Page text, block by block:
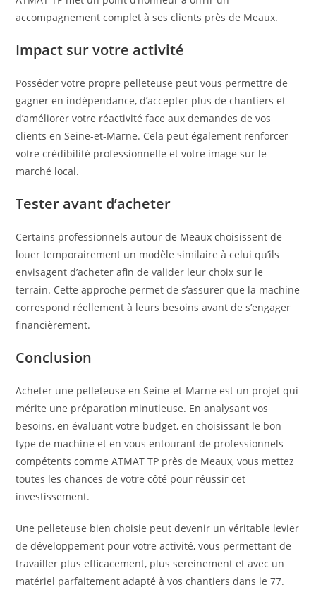
accompagnement complet à ses clients près de Meaux.
Impact sur votre activité
Posséder votre propre pelleteuse peut vous permettre de
gagner en indépendance, d’accepter plus de chantiers et
d’améliorer votre réactivité face aux demandes de vos
clients en Seine-et-Marne. Cela peut également renforcer
votre crédibilité professionnelle et votre image sur le
marché local.
Tester avant d’acheter
Certains professionnels autour de Meaux choisissent de
louer temporairement un modèle similaire à celui qu’ils
envisagent d’acheter afin de valider leur choix sur le
terrain. Cette approche permet de s’assurer que la machine
correspond réellement à leurs besoins avant de s’engager
financièrement.
Conclusion
Acheter une pelleteuse en Seine-et-Marne est un projet qui
mérite une préparation minutieuse. En analysant vos
besoins, en évaluant votre budget, en choisissant le bon
type de machine et en vous entourant de professionnels
compétents comme ATMAT TP près de Meaux, vous mettez
toutes les chances de votre côté pour réussir cet
investissement.
Une pelleteuse bien choisie peut devenir un véritable levier
de développement pour votre activité, vous permettant de
travailler plus efficacement, plus sereinement et avec un
matériel parfaitement adapté à vos chantiers dans le 77.